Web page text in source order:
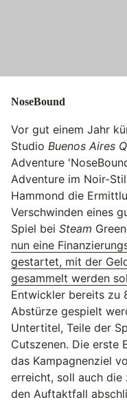
NoseBound
Vor gut einem Jahr
Studio Buenos Aires
Adventure
Adventure im Noir-
Hammond die
Verschwinden eines
Spiel bei Steam
nun eine
gestartet, mit der
gesammelt werden
Entwickler bereits zu
Abstürze gespielt
Untertitel, Teile der
Cutszenen. Die erste
das Kampagnenziel
erreicht, soll auch die
den Auftaktfall